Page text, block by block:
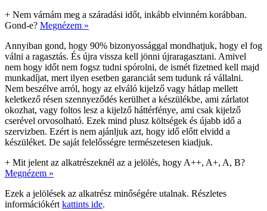
+ Nem várnám meg a száradási időt, inkább elvinném korábban.
Gond-e? Megnézem »
Annyiban gond, hogy 90% bizonyossággal mondhatjuk, hogy el fog
válni a ragasztás. És újra vissza kell jönni újraragasztani. Amivel
nem hogy időt nem fogsz tudni spórolni, de ismét fizetned kell majd
munkadíjat, mert ilyen esetben garanciát sem tudunk rá vállalni.
Nem beszélve arról, hogy az elváló kijelző vagy hátlap mellett
keletkező résen szennyeződés kerülhet a készülékbe, ami zárlatot
okozhat, vagy foltos lesz a kijelző háttérfénye, ami csak kijelző
cserével orvosolható. Ezek mind plusz költségek és újabb idő a
szervizben. Ezért is nem ajánljuk azt, hogy idő előtt elvidd a
készüléket. De saját felelősségre természetesen kiadjuk.
+ Mit jelent az alkatrészeknél az a jelölés, hogy A++, A+, A, B?
Megnézem »
Ezek a jelölések az alkatrész minőségére utalnak. Részletes
információkért kattints ide.